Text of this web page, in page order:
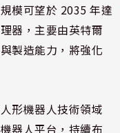
模可望於 2035 年達
器，主要由英特爾
製造能力，將強化
形機器人技術領域
器人平台，持續布